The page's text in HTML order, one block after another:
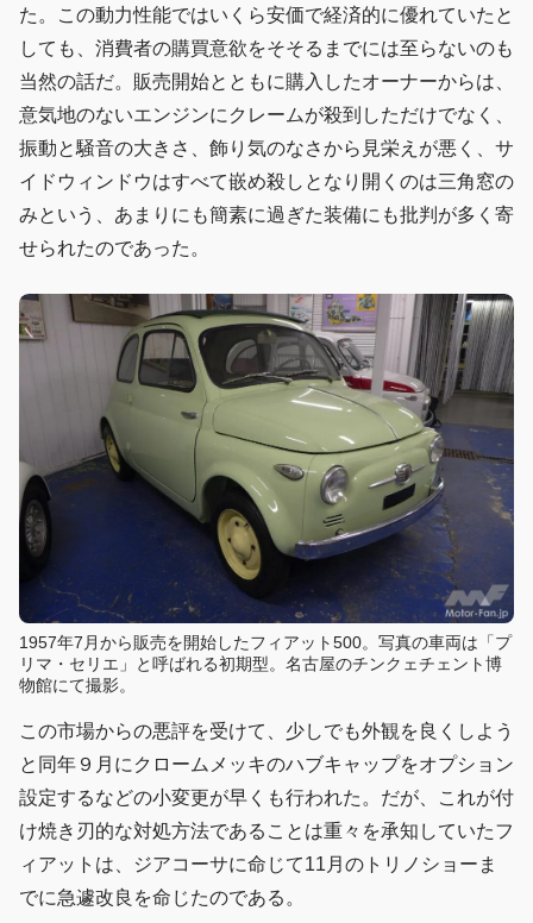
た。この動力性能ではいくら安価で経済的に優れていたと
しても、消費者の購買意欲をそそるまでには至らないのも
当然の話だ。販売開始とともに購入したオーナーからは、
意気地のないエンジンにクレームが殺到しただけでなく、
振動と騒音の大きさ、飾り気のなさから見栄えが悪く、サ
イドウィンドウはすべて嵌め殺しとなり開くのは三角窓の
みという、あまりにも簡素に過ぎた装備にも批判が多く寄
せられたのであった。
1957年7月から販売を開始したフィアット500。写真の車両は「プ
リマ・セリエ」と呼ばれる初期型。名古屋のチンクェチェント博
物館にて撮影。
この市場からの悪評を受けて、少しでも外観を良くしよう
と同年９月にクロームメッキのハブキャップをオプション
設定するなどの小変更が早くも行われた。だが、これが付
け焼き刃的な対処方法であることは重々を承知していたフ
ィアットは、ジアコーサに命じて11月のトリノショーま
でに急遽改良を命じたのである。